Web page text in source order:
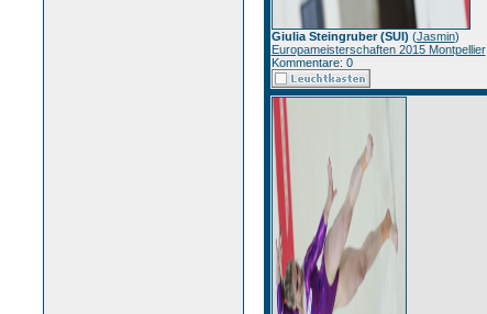
Giulia Steingruber (SUI) (Jasmin)
Europameisterschaften 2015 Montpellier
Kommentare: 0